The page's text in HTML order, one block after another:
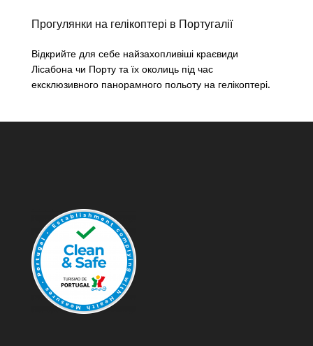
Прогулянки на гелікоптері в Португалії
Відкрийте для себе найзахопливіші краєвиди
Лісабона чи Порту та їх околиць під час
ексклюзивного панорамного польоту на гелікоптері.